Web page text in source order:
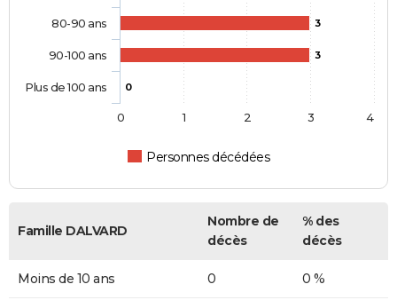
3
3
0
Personnes décédées
80-90 ans
90-100 ans
Plus de 100 ans
0 1 2 3 4
Famille DALVARD
Nombre de
décès
% des
décès
Moins de 10 ans 0 0 %